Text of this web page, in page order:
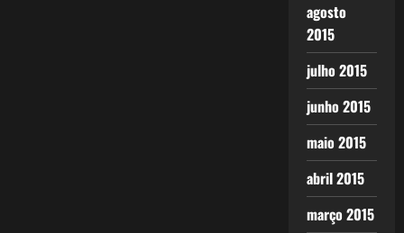
agosto
2015
julho 2015
junho 2015
maio 2015
abril 2015
março 2015